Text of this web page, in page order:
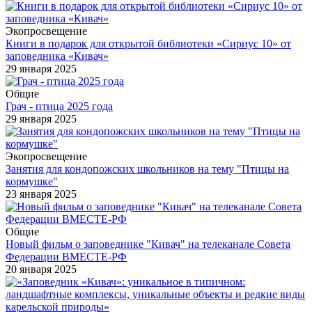
Экопросвещение
Книги в подарок для открытой библиотеки «Сириус 10» от
заповедника «Кивач»
29 января 2025
Общие
Грач - птица 2025 года
29 января 2025
Экопросвещение
Занятия для кондопожских школьников на тему "Птицы на
кормушке"
23 января 2025
Общие
Новый фильм о заповеднике "Кивач" на телеканале Совета
Федерации ВМЕСТЕ-РФ
20 января 2025